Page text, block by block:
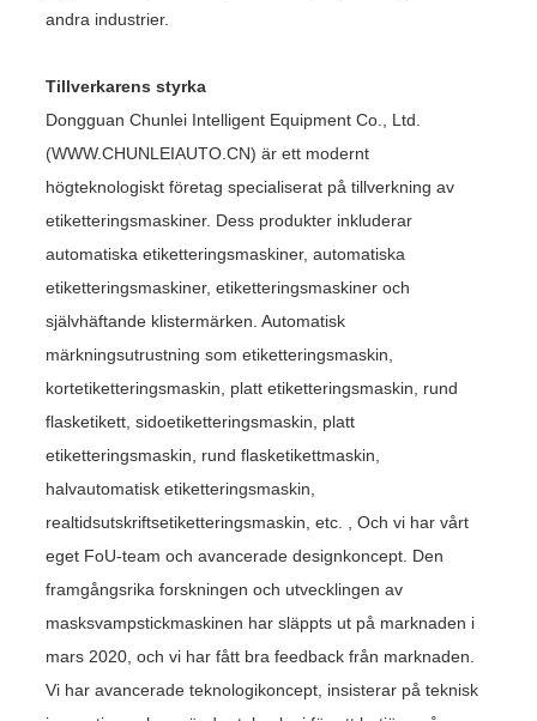
andra industrier.
Tillverkarens styrka
Dongguan Chunlei Intelligent Equipment Co., Ltd.
(WWW.CHUNLEIAUTO.CN) är ett modernt
högteknologiskt företag specialiserat på tillverkning av
etiketteringsmaskiner. Dess produkter inkluderar
automatiska etiketteringsmaskiner, automatiska
etiketteringsmaskiner, etiketteringsmaskiner och
självhäftande klistermärken. Automatisk
märkningsutrustning som etiketteringsmaskin,
kortetiketteringsmaskin, platt etiketteringsmaskin, rund
flasketikett, sidoetiketteringsmaskin, platt
etiketteringsmaskin, rund flasketikettmaskin,
halvautomatisk etiketteringsmaskin,
realtidsutskriftsetiketteringsmaskin, etc. , Och vi har vårt
eget FoU-team och avancerade designkoncept. Den
framgångsrika forskningen och utvecklingen av
masksvampstickmaskinen har släppts ut på marknaden i
mars 2020, och vi har fått bra feedback från marknaden.
Vi har avancerade teknologikoncept, insisterar på teknisk